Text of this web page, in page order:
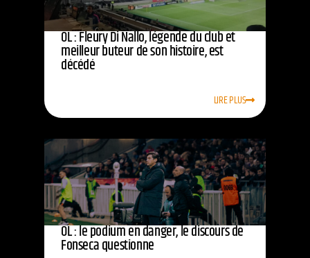
OL : Fleury Di Nallo, légende du club et
meilleur buteur de son histoire, est
décédé
LIRE PLUS
OL : le podium en danger, le discours de
Fonseca questionne